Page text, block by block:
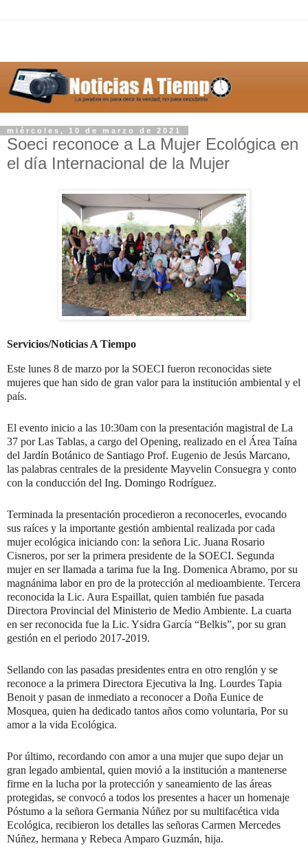
miércoles, 10 de marzo de 2021
Soeci reconoce a La Mujer Ecológica en
el día Internacional de la Mujer
Servicios/Noticias A Tiempo
Este lunes 8 de marzo por la SOECI fueron reconocidas siete
mujeres que han sido de gran valor para la institución ambiental y el
país.
El evento inicio a las 10:30am con la presentación magistral de La
37 por Las Tablas, a cargo del Opening, realizado en el Área Taína
del Jardín Botánico de Santiago Prof. Eugenio de Jesús Marcano,
las palabras centrales de la presidente Mayvelin Consuegra y conto
con la conducción del Ing. Domingo Rodríguez.
Terminada la presentación procedieron a reconocerles, evocando
sus raíces y la importante gestión ambiental realizada por cada
mujer ecológica iniciando con: la señora Lic. Juana Rosario
Cisneros, por ser la primera presidente de la SOECI. Segunda
mujer en ser llamada a tarima fue la Ing. Domenica Abramo, por su
magnánima labor en pro de la protección al medioambiente. Tercera
reconocida la Lic. Aura Espaillat, quien también fue pasada
Directora Provincial del Ministerio de Medio Ambiente. La cuarta
en ser reconocida fue la Lic. Ysidra García “Belkis”, por su gran
gestión en el periodo 2017-2019.
Sellando con las pasadas presidentes entra en otro renglón y se
reconoce a la primera Directora Ejecutiva la Ing. Lourdes Tapia
Benoit y pasan de inmediato a reconocer a Doña Eunice de
Mosquea, quien ha dedicado tantos años como voluntaria, Por su
amor a la vida Ecológica.
Por último, recordando con amor a una mujer que supo dejar un
gran legado ambiental, quien movió a la institución a mantenerse
firme en la lucha por la protección y saneamiento de las áreas
protegidas, se convocó a todos los presentes a hacer un homenaje
Póstumo a la señora Germania Núñez por su multifacética vida
Ecológica, recibieron los detalles las señoras Carmen Mercedes
Núñez, hermana y Rebeca Amparo Guzmán, hija.